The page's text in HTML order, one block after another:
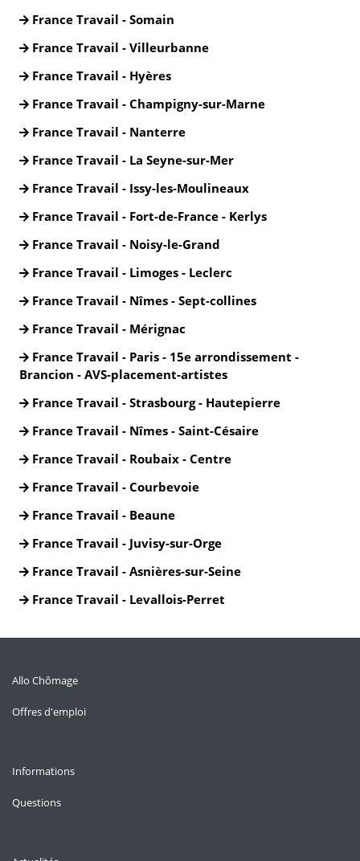
France Travail - Somain
France Travail - Villeurbanne
France Travail - Hyères
France Travail - Champigny-sur-Marne
France Travail - Nanterre
France Travail - La Seyne-sur-Mer
France Travail - Issy-les-Moulineaux
France Travail - Fort-de-France - Kerlys
France Travail - Noisy-le-Grand
France Travail - Limoges - Leclerc
France Travail - Nîmes - Sept-collines
France Travail - Mérignac
France Travail - Paris - 15e arrondissement -
Brancion - AVS-placement-artistes
France Travail - Strasbourg - Hautepierre
France Travail - Nîmes - Saint-Césaire
France Travail - Roubaix - Centre
France Travail - Courbevoie
France Travail - Beaune
France Travail - Juvisy-sur-Orge
France Travail - Asnières-sur-Seine
France Travail - Levallois-Perret
Allo Chômage
Offres d'emploi
Informations
Questions